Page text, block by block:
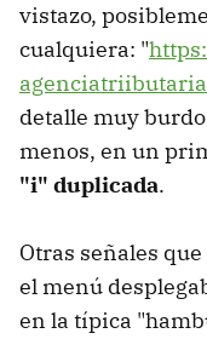
vistazo,
cualquiera: "
detalle muy
menos, en un
"i" duplicada.
Otras señales
el menú
en la típica